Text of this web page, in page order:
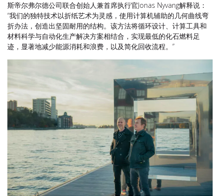
斯帝尔弗尔德公司联合创始人兼首席执行官Jonas Nyvang解释说：
“我们的独特技术以折纸艺术为灵感，使用计算机辅助的几何曲线弯
折办法，创造出坚固耐用的结构。该方法将循环设计、计算工具和
材料科学与自动化生产解决方案相结合，实现最低的化石燃料足
迹，显著地减少能源消耗和浪费，以及简化回收流程。”